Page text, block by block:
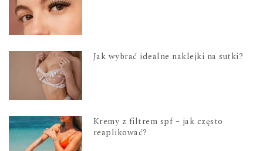
Jak wybrać idealne naklejki na sutki?
Kremy z filtrem spf – jak często
reaplikować?